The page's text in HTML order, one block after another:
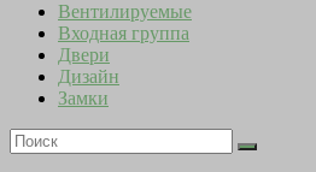
Вентилируемые
Входная группа
Двери
Дизайн
Замки